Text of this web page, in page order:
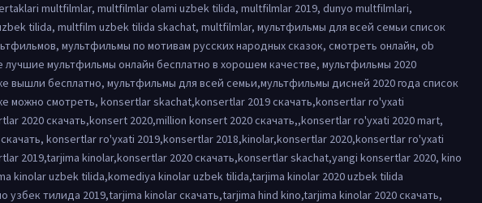
multfilmlar, multfilmlar olami uzbek tilida, multfilmlar 2019, dunyo multfilmlari,
tilida, multfilm uzbek tilida skachat, multfilmlar, мультфильмы для всей семьи список
мультфильмы по мотивам русских народных сказок, смотреть онлайн, ob
лучшие мультфильмы онлайн бесплатно в хорошем качестве, мультфильмы 2020
вышли бесплатно, мультфильмы для всей семьи,мультфильмы дисней 2020 года список
можно смотреть, konsertlar skachat,konsertlar 2019 скачать,konsertlar ro'yxati
2020 скачать,konsert 2020,million konsert 2020 скачать,,konsertlar ro'yxati 2020 mart,
konsertlar ro'yxati 2019,konsertlar 2018,kinolar,konsertlar 2020,konsertlar ro'yxati
2019,tarjima kinolar,konsertlar 2020 скачать,konsertlar skachat,yangi konsertlar 2020, kino
kinolar uzbek tilida,komediya kinolar uzbek tilida,tarjima kinolar 2020 uzbek tilida
узбек тилида 2019,tarjima kinolar скачать,tarjima hind kino,tarjima kinolar 2020 скачать,